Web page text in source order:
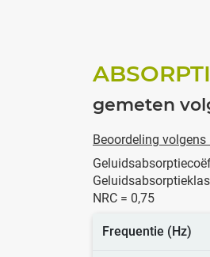
gemeten
Beoordeling
NRC = 0,75
Frequentie (Hz)